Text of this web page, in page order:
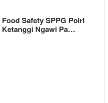
Food Safety SPPG Polri
Ketanggi Ngawi Pa…